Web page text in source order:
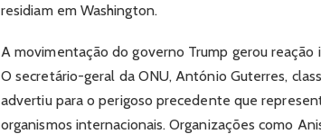
residiam em Washington.
A movimentação do governo Trump gerou
O secretário-geral da ONU, António Guterres,
advertiu para o perigoso precedente que
organismos internacionais. Organizações como